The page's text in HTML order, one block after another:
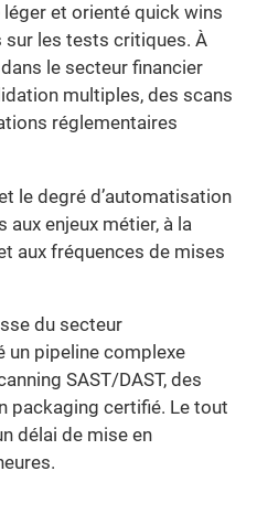
léger et orienté quick wins
sur les tests critiques. À
dans le secteur financier
multiples, des scans
réglementaires
le degré d’automatisation
enjeux métier, à la
aux fréquences de mises
du secteur
un pipeline complexe
SAST/DAST, des
packaging certifié. Le tout
délai de mise en